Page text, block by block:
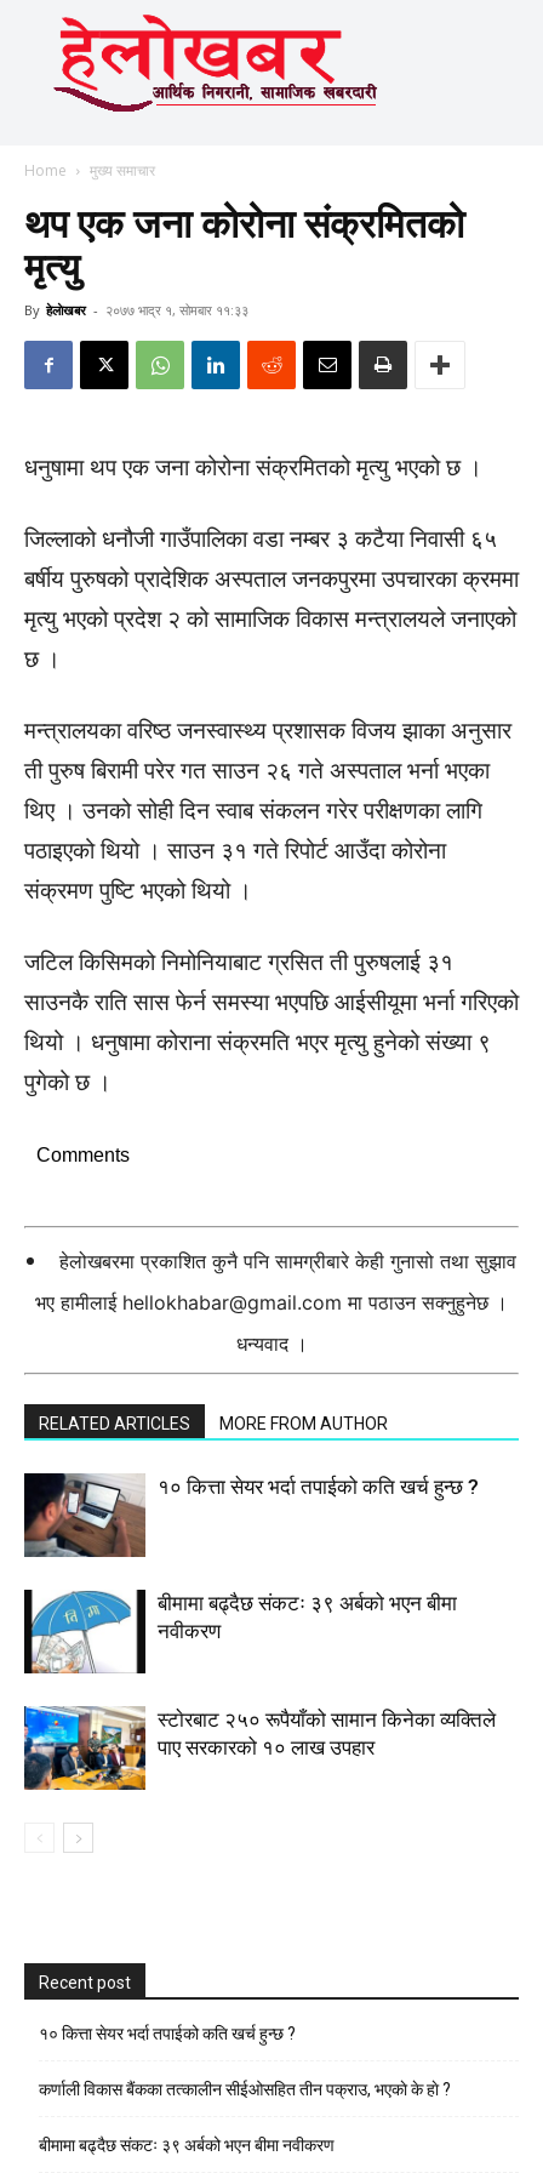
Home मुख्य समाचार
थप एक जना कोरोना संक्रमितको
मृत्यु
By हेलाेखबर - २०७७ भाद्र १, सोमबार ११:३३
धनुषामा थप एक जना कोरोना संक्रमितको मृत्यु भएको छ ।
जिल्लाको धनौजी गाउँपालिका वडा नम्बर ३ कटैया निवासी ६५
बर्षीय पुरुषको प्रादेशिक अस्पताल जनकपुरमा उपचारका क्रममा
मृत्यु भएको प्रदेश २ को सामाजिक विकास मन्त्रालयले जनाएको
छ ।
मन्त्रालयका वरिष्ठ जनस्वास्थ्य प्रशासक विजय झाका अनुसार
ती पुरुष बिरामी परेर गत साउन २६ गते अस्पताल भर्ना भएका
थिए । उनको सोही दिन स्वाब संकलन गरेर परीक्षणका लागि
पठाइएको थियो । साउन ३१ गते रिपोर्ट आउँदा कोरोना
संक्रमण पुष्टि भएको थियो ।
जटिल किसिमको निमोनियाबाट ग्रसित ती पुरुषलाई ३१
साउनकै राति सास फेर्न समस्या भएपछि आईसीयूमा भर्ना गरिएको
थियो । धनुषामा कोराना संक्रमति भएर मृत्यु हुनेको संख्या ९
पुगेको छ ।
Comments
हेलोखबरमा प्रकाशित कुनै पनि सामग्रीबारे केही गुनासो तथा सुझाव
भए हामीलाई hellokhabar@gmail.com मा पठाउन सक्नुहुनेछ ।
धन्यवाद ।
RELATED ARTICLES MORE FROM AUTHOR
१० कित्ता सेयर भर्दा तपाईको कति खर्च हुन्छ ?
बीमामा बढ्दैछ संकटः ३९ अर्बको भएन बीमा
नवीकरण
स्टाेरबाट २५० रूपैयाँको सामान किनेका व्यक्तिले
पाए सरकारको १० लाख उपहार
Recent post
१० कित्ता सेयर भर्दा तपाईको कति खर्च हुन्छ ?
कर्णाली विकास बैंकका तत्कालीन सीईओसहित तीन पक्राउ, भएकाे के हाे ?
बीमामा बढ्दैछ संकटः ३९ अर्बको भएन बीमा नवीकरण